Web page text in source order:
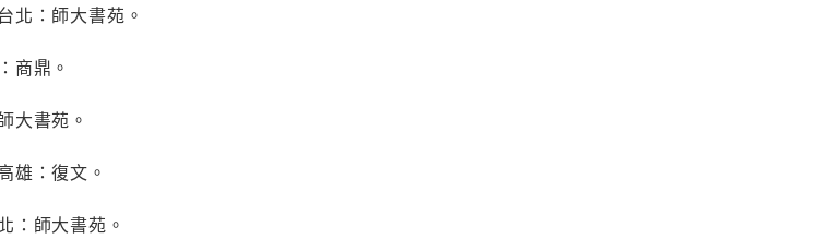
北：師大書苑。
商鼎。
大書苑。
雄：復文。
：師大書苑。